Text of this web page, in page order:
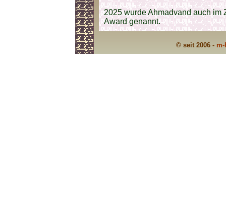
2025 wurde Ahmadvand auch im
Award genannt.
© seit 2006 -